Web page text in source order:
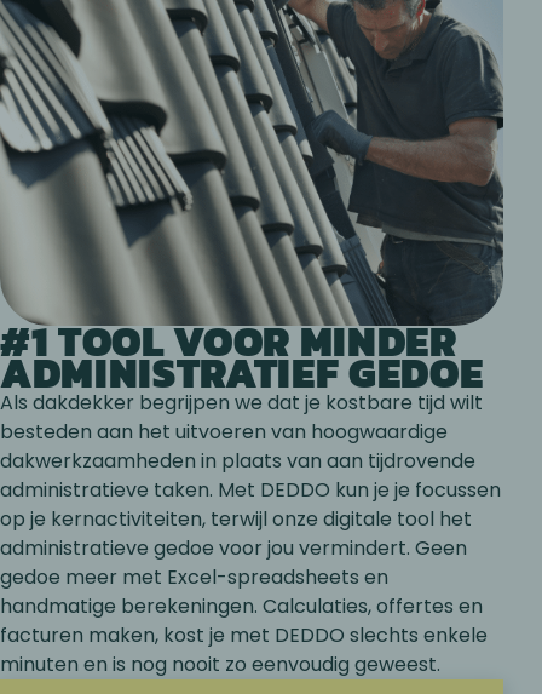
#1 TOOL VOOR MINDER
ADMINISTRATIEF GEDOE
Als dakdekker begrijpen we dat je kostbare tijd wilt
besteden aan het uitvoeren van hoogwaardige
dakwerkzaamheden in plaats van aan tijdrovende
administratieve taken. Met DEDDO kun je je focussen
op je kernactiviteiten, terwijl onze digitale tool het
administratieve gedoe voor jou vermindert. Geen
gedoe meer met Excel-spreadsheets en
handmatige berekeningen. Calculaties, offertes en
facturen maken, kost je met DEDDO slechts enkele
minuten en is nog nooit zo eenvoudig geweest.